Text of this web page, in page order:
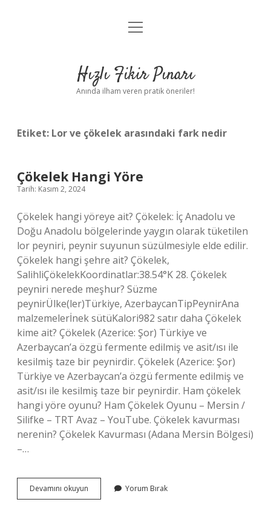
Anasayfa
Yasal Uyarı
menüyü
Hızlı Fikir Pınarı
Anında ilham veren pratik öneriler!
Etiket: Lor ve çökelek arasındaki fark nedir
Çökelek Hangi Yöre
Tarih: Kasım 2, 2024
Çökelek hangi yöreye ait? Çökelek: İç Anadolu ve
Doğu Anadolu bölgelerinde yaygın olarak tüketilen
lor peyniri, peynir suyunun süzülmesiyle elde edilir.
Çökelek hangi şehre ait? Çökelek,
SalihliÇökelekKoordinatlar:38.54°K 28. Çökelek
peyniri nerede meşhur? Süzme
peynirÜlke(ler)Türkiye, AzerbaycanTipPeynirAna
malzemelerİnek sütüKalori982 satır daha Çökelek
kime ait? Çökelek (Azerice: Şor) Türkiye ve
Azerbaycan’a özgü fermente edilmiş ve asit/ısı ile
kesilmiş taze bir peynirdir. Çökelek (Azerice: Şor)
Türkiye ve Azerbaycan’a özgü fermente edilmiş ve
asit/ısı ile kesilmiş taze bir peynirdir. Ham çökelek
hangi yöre oyunu? Ham Çökelek Oyunu – Mersin /
Silifke – TRT Avaz – YouTube. Çökelek kavurması
nerenin? Çökelek Kavurması (Adana Mersin Bölgesi)
–…
Devamını okuyun Çökelek
Hangi
Yorum Bırak